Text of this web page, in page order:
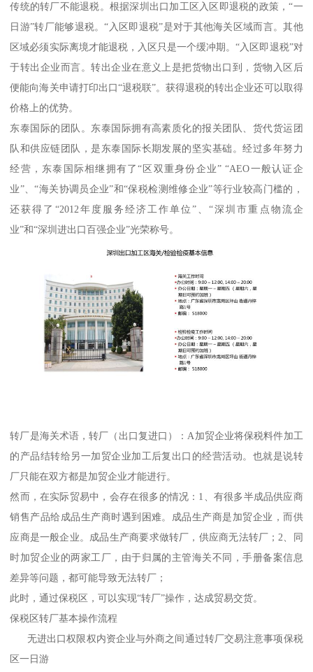
传统的转厂不能退税。根据深圳出口加工区入区即退税的政策，“一
日游”转厂能够退税。“入区即退税”是对于其他海关区域而言。其他
区域必须实际离境才能退税，入区只是一个缓冲期。“入区即退税”对
于转出企业而言。转出企业在意义上是把货物出口到，货物入区后
便能向海关申请打印出口“退税联”。获得退税的转出企业还可以取得
价格上的优势。
东泰国际的团队。东泰国际拥有高素质化的报关团队、货代货运团
队和供应链团队，是东泰国际长期发展的坚实基础。经过多年努力
经营，东泰国际相继拥有了“区双重身份企业” “AEO一般认证企
业”、“海关协调员企业”和“保税检测维修企业”等行业较高门槛的，
还获得了“2012年度服务经济工作单位”、“深圳市重点物流企
业”和“深圳进出口百强企业”光荣称号。
转厂是海关术语，转厂（出口复进口）：A加贸企业将保税料件加工
的产品结转给另一加贸企业加工后复出口的经营活动。也就是说转
厂只能在双方都是加贸企业才能进行。
然而，在实际贸易中，会存在很多的情况：1、有很多半成品供应商
销售产品给成品生产商时遇到困难。成品生产商是加贸企业，而供
应商是一般企业。成品生产商要求做转厂，供应商无法转厂；2、同
时加贸企业的两家工厂，由于归属的主管海关不同，手册备案信息
差异等问题，都可能导致无法转厂；
此时，通过保税区，可以实现“转厂”操作，达成贸易交货。
保税区转厂基本操作流程
无进出口权限权内资企业与外商之间通过转厂交易注意事项保税
区一日游